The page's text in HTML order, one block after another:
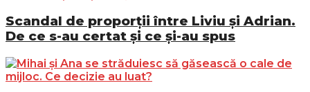
Scandal de proporții între Liviu și Adrian.
De ce s-au certat și ce și-au spus